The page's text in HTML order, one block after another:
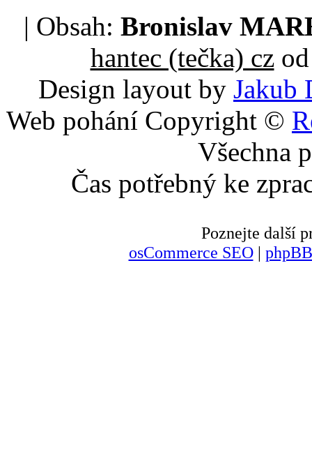
| Obsah: Bronislav
hantec (tečka) czod
Design layout by Jakub
Web pohání Copyright ©
Všechna
Čas potřebný ke
Poznejte další
osCommerce SEO|